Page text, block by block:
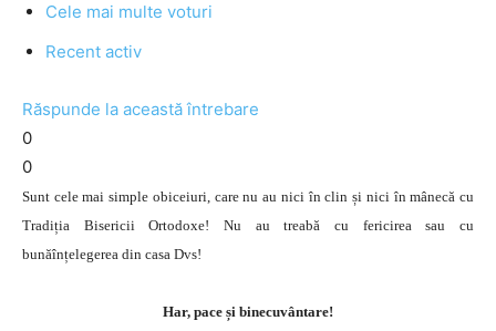
Cele mai multe voturi
Recent activ
Răspunde la această întrebare
0
0
Sunt cele mai simple obiceiuri, care nu au nici în clin și nici în mânecă cu
Tradiția Bisericii Ortodoxe! Nu au treabă cu fericirea sau cu
bunăînțelegerea din casa Dvs!
Har, pace și binecuvântare!